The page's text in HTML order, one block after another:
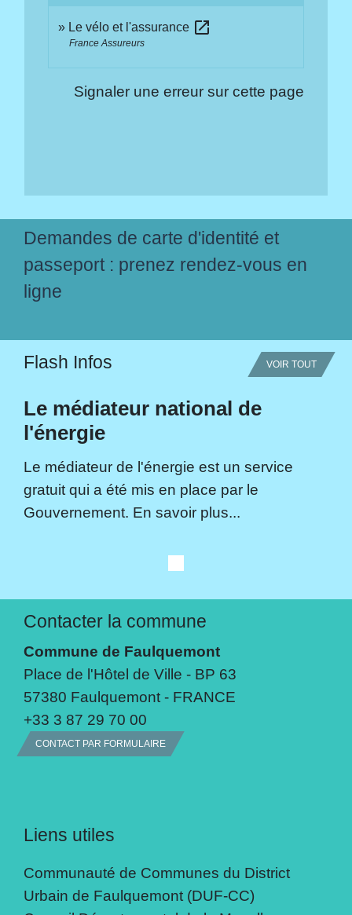
Le vélo et l'assurance open_in_new
France Assureurs
Signaler une erreur sur cette page
Demandes de carte d'identité et
passeport : prenez rendez-vous en
ligne
Flash Infos VOIR TOUT
Le médiateur national de
l'énergie
Le médiateur de l'énergie est un service
gratuit qui a été mis en place par le
Gouvernement. En savoir plus...
Contacter la commune
Commune de Faulquemont
Place de l'Hôtel de Ville - BP 63
57380 Faulquemont - FRANCE
+33 3 87 29 70 00
CONTACT PAR FORMULAIRE
Liens utiles
Communauté de Communes du District
Urbain de Faulquemont (DUF-CC)